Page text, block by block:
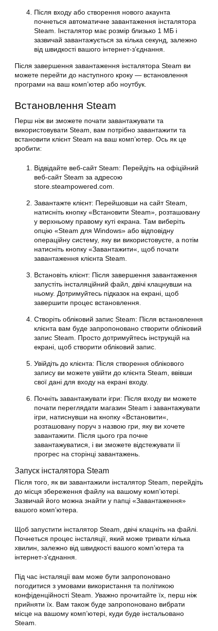
Після входу або створення нового акаунта
почнеться автоматичне завантаження інсталятора
Steam. Інсталятор має розмір близько 1 МБ і
зазвичай завантажується за кілька секунд, залежно
від швидкості вашого інтернет-з’єднання.
Після завершення завантаження інсталятора Steam ви
можете перейти до наступного кроку — встановлення
програми на ваш комп’ютер або ноутбук
Встановлення Steam
Перш ніж ви зможете почати завантажувати та
використовувати Steam, вам потрібно завантажити та
встановити клієнт Steam на ваш комп’ютер. Ось як це
зробити:
Відвідайте веб-сайтSteam: Перейдіть на офіційний
веб-сайт Steam за адресою
store.steampowered.com.
Завантажте клієнт: Перейшовши на сайт Steam,
натисніть кнопку «Встановити Steam», розташовану
у верхньому правому куті екрана. Там виберіть
опцію «Steam для Windows» або відповідну
операційну систему, яку ви використовуєте, а потім
натисніть кнопку «Завантажити«, щоб почати
завантаження клієнта Steam.
Встановіть клієнт: Після завершення завантаження
запустіть інсталяційний файл, двічі клацнувши на
ньому. Дотримуйтесь підказок на екрані, щоб
завершити процес встановлення.
Створіть обліковий запис Steam: Після встановлення
клієнта вам буде запропоновано створити обліковий
запис Steam . Просто дотримуйтесь інструкцій на
екрані, щоб створити обліковий запис.
Увійдіть до клієнта: Після створення облікового
запису ви можете увійти до клієнта Steam, ввівши
свої дані для входу на екрані входу.
Почніть завантажувати ігри: Після входу ви можете
почати переглядати магазин Steam і завантажувати
ігри, натиснувши на кнопку «Встановити«,
розташовану поруч з назвою гри, яку ви хочете
завантажити. Після цього гра почне
завантажуватися, і ви зможете відстежувати її
прогрес на сторінці завантажень.
Запуск інсталятора Steam
Після того, як ви завантажили інсталятор Steam, перейдіть
до місця збереження файлу на вашому комп’ютері.
Зазвичай його можна знайти у папці «Завантаження»
вашого комп’ютера.
Щоб запустити інсталятор Steam, двічі клацніть на файлі.
Почнеться процес інсталяції, який може тривати кілька
хвилин, залежно від швидкості вашого комп’ютера та
інтернет-з’єднання.
Під час інсталяції вам може бути запропоновано
погодитися з умовами використання та політикою
конфіденційності Steam. Уважно прочитайте їх, перш ніж
прийняти їх. Вам також буде запропоновано вибрати
місце на вашому комп’ютері, куди буде інстальовано
Steam.